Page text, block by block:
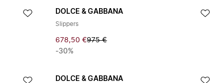
DOLCE & GABBANA
Slippers
678,50 €975 €
-30%
DOLCE & GABBANA